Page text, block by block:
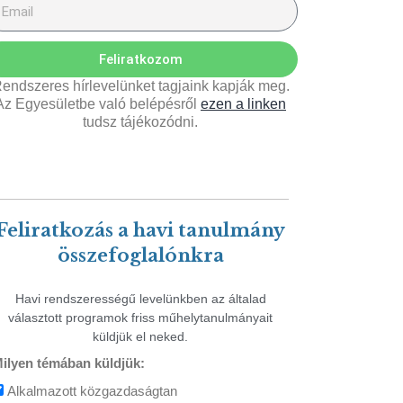
Feliratkozom
hírlevelünket tagjaink kapják meg.
Egyesületbe való belépésről ezen a linken
tudsz tájékozódni.
a havi tanulmány
összefoglalónkra
Havi rendszerességű levelünkben az általad
választott programok friss műhelytanulmányait
küldjük el neked.
témában küldjük:
Alkalmazott közgazdaságtan